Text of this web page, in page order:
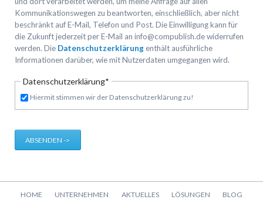
Kommunikationswegen zu beantworten, einschließlich, aber nicht
beschränkt auf E-Mail, Telefon und Post. Die Einwilligung kann für
die Zukunft jederzeit per E-Mail an info@compublish.de widerrufen
werden. Die Datenschutzerklärung enthält ausführliche
Informationen darüber, wie mit Nutzerdaten umgegangen wird.
Pflichtfeld
Datenschutzerklärung*
Hiermit stimmen wir der Datenschutzerklärung zu!
ABSENDEN ->
HOME UNTERNEHMEN AKTUELLES LÖSUNGEN BLOG